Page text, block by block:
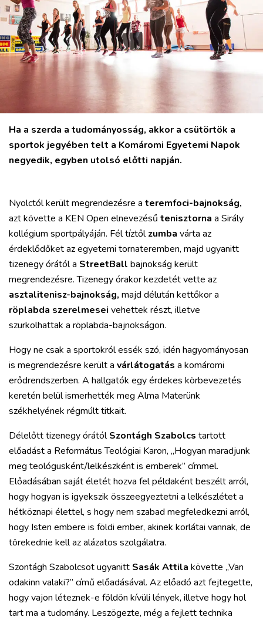
RÉGIÓ
SPORT
KULTÚRA
PODCAST
Ha a szerda a tudományosság, akkor a csütörtök a
sportok jegyében telt a Komáromi Egyetemi Napok
negyedik, egyben utolsó előtti napján.
Nyolctól került megrendezésre a teremfoci-bajnokság,
azt követte a KEN Open elnevezésű tenisztorna a Sirály
kollégium sportpályáján. Fél tíztőlzumba várta az
érdeklődőket az egyetemi tornateremben, majd ugyanitt
tizenegy órától a StreetBall bajnokság került
megrendezésre. Tizenegy órakor kezdetét vette az
asztalitenisz-bajnokság, majd délután kettőkor a
röplabda szerelmesei vehettek részt, illetve
szurkolhattak a röplabda-bajnokságon.
Hogy ne csak a sportokról essék szó, idén hagyományosan
is megrendezésre került a várlátogatás a komáromi
erődrendszerben. A hallgatók egy érdekes körbevezetés
keretén belül ismerhették meg Alma Materünk
székhelyének régmúlt titkait.
Délelőtt tizenegy órátólSzontágh Szabolcs tartott
előadást a Református Teológiai Karon, „Hogyan maradjunk
meg teológusként/lelkészként is emberek” címmel.
Előadásában saját életét hozva fel példaként beszélt arról,
hogy hogyan is igyekszik összeegyeztetni a lelkészlétet a
hétköznapi élettel, s hogy nem szabad megfeledkezni arról,
hogy Isten embere is földi ember, akinek korlátai vannak, de
törekednie kell az alázatos szolgálatra.
Szontágh Szabolcsot ugyanitt Sasák Attila követte „Van
odakinn valaki?” című előadásával. Az előadó azt fejtegette,
hogy vajon léteznek-e földön kívüli lények, illetve hogy hol
tart ma a tudomány. Leszögezte, még a fejlett technika